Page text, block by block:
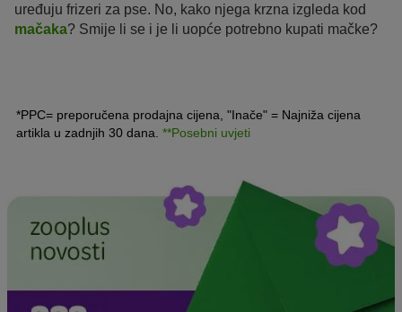
uređuju frizeri za pse. No, kako njega krzna izgleda kod
mačaka? Smije li se i je li uopće potrebno kupati mačke?
*PPC= preporučena prodajna cijena, "Inače" = Najniža cijena
artikla u zadnjih 30 dana. **Posebni uvjeti